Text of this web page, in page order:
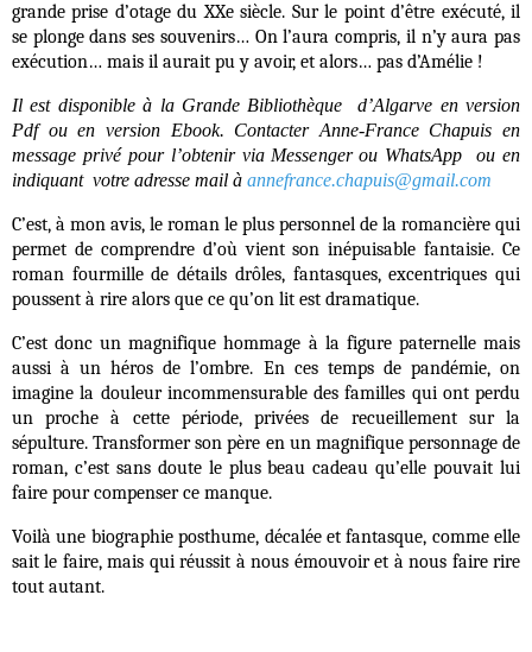
grande prise d’otage du XXe siècle. Sur le point d’être exécuté, il
se plonge dans ses souvenirs… On l’aura compris, il n’y aura pas
exécution… mais il aurait pu y avoir, et alors… pas d’Amélie !
Il est disponible à la Grande Bibliothèque d’Algarve en version
Pdf ou en version Ebook. Contacter Anne-France Chapuis en
message privé pour l’obtenir via Messenger ou WhatsApp ou en
indiquant votre adresse mail à annefrance.chapuis@gmail.com
C’est, à mon avis, le roman le plus personnel de la romancière qui
permet de comprendre d’où vient son inépuisable fantaisie. Ce
roman fourmille de détails drôles, fantasques, excentriques qui
poussent à rire alors que ce qu’on lit est dramatique.
C’est donc un magnifique hommage à la figure paternelle mais
aussi à un héros de l’ombre. En ces temps de pandémie, on
imagine la douleur incommensurable des familles qui ont perdu
un proche à cette période, privées de recueillement sur la
sépulture. Transformer son père en un magnifique personnage de
roman, c’est sans doute le plus beau cadeau qu’elle pouvait lui
faire pour compenser ce manque.
Voilà une biographie posthume, décalée et fantasque, comme elle
sait le faire, mais qui réussit à nous émouvoir et à nous faire rire
tout autant.